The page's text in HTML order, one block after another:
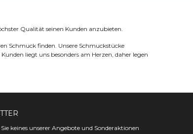
Qualität seinen Kunden anzubieten.
Schmuck finden. Unsere Schmuckstücke
liegt uns besonders am Herzen, daher legen
keines unserer Angebote und Sonderaktionen